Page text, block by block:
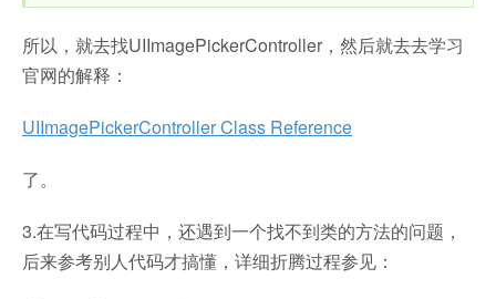
所以，就去找UIImagePickerController，然后就去去学习
官网的解释：
UIImagePickerController Class Reference
了。
3.在写代码过程中，还遇到一个找不到类的方法的问题，
后来参考别人代码才搞懂，详细折腾过程参见：